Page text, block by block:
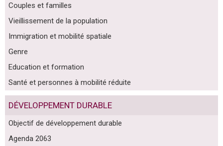
Couples et familles
Vieillissement de la population
Immigration et mobilité spatiale
Genre
Education et formation
Santé et personnes à mobilité réduite
DÉVELOPPEMENT DURABLE
Objectif de développement durable
Agenda 2063